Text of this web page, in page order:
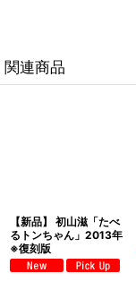
関連商品
【新品】 初山滋「たべ
るトンちゃん」2013年
※復刻版